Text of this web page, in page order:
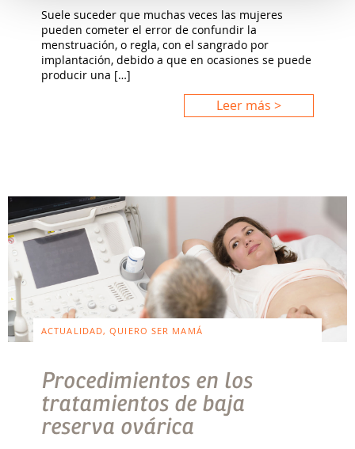
Suele suceder que muchas veces las mujeres
pueden cometer el error de confundir la
menstruación, o regla, con el sangrado por
implantación, debido a que en ocasiones se puede
producir una […]
Leer más >
ACTUALIDAD, QUIERO SER MAMÁ
Procedimientos en los
tratamientos de baja
reserva ovárica